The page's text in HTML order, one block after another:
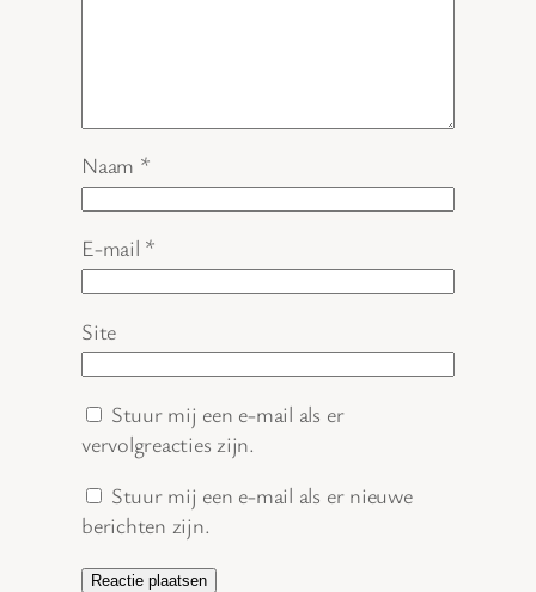
Naam *
E-mail *
Site
Stuur mij een e-mail als er
vervolgreacties zijn.
Stuur mij een e-mail als er nieuwe
berichten zijn.